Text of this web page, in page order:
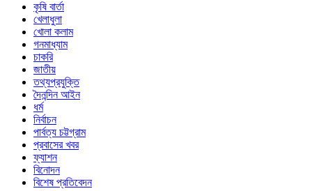
কৃষি বার্তা
খেলাধুলা
খোলা কলাম
গনমাধ্যাম
চাকরি
জাতীয়
তথ্যপ্রযুক্তি
দৈনন্দিন আইন
ধর্ম
নির্বাচন
পার্বত্য চট্টগ্রাম
প্রবাসের খবর
ফ্যাশন
বিনোদন
বিশেষ প্রতিবেদন